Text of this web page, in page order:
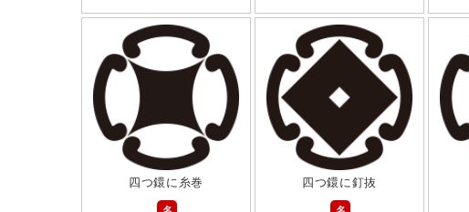
四つ鐶に糸巻
四つ鐶に釘抜